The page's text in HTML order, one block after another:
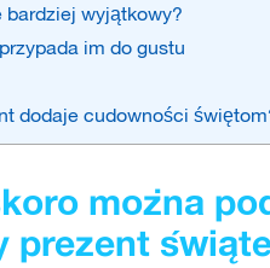
bardziej wyjątkowy?
im do gustu
dodaje cudowności
można
prezent